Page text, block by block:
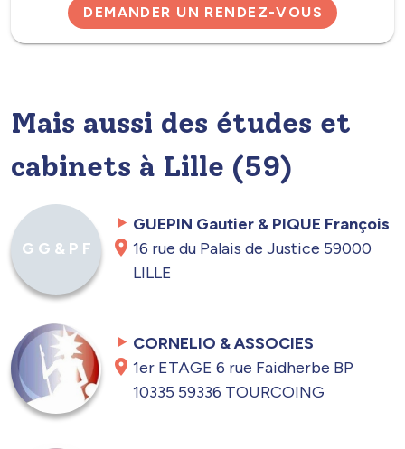
DEMANDER UN RENDEZ-VOUS
Mais aussi des études et
cabinets à Lille (59)
G G & P F
GUEPIN Gautier & PIQUE François
16 rue du Palais de Justice 59000
LILLE
CORNELIO & ASSOCIES
1er ETAGE 6 rue Faidherbe BP
10335 59336 TOURCOING